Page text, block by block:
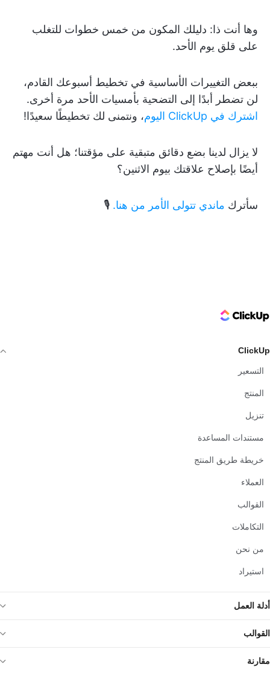
وها أنت ذا: دليلك المكون من خمس خطوات للتغلب
على قلق يوم الأحد.
ببعض التغييرات الأساسية في تخطيط أسبوعك القادم،
لن تضطر أبدًا إلى التضحية بأمسيات الأحد مرة أخرى.
اشترك في ClickUp اليوم
، ونتمنى لك تخطيطًا سعيدًا!
لا يزال لدينا بضع دقائق متبقية على مؤقتنا؛ هل أنت مهتم
أيضًا بإصلاح علاقتك بيوم الاثنين؟
سأترك ماندي تتولى الأمر من هنا. 🎙
ClickUp Logo
ClickUp
التسعير
المنتج
تنزيل
مستندات المساعدة
خريطة طريق المنتج
العملاء
القوالب
التكاملات
من نحن
استيراد
أدلة العمل
القوالب
مقارنة